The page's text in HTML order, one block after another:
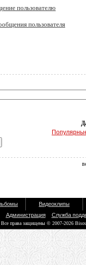
пользователю
пользователя
Видеоклипы
Администрация Служба
Все права защищены © 2007-2026